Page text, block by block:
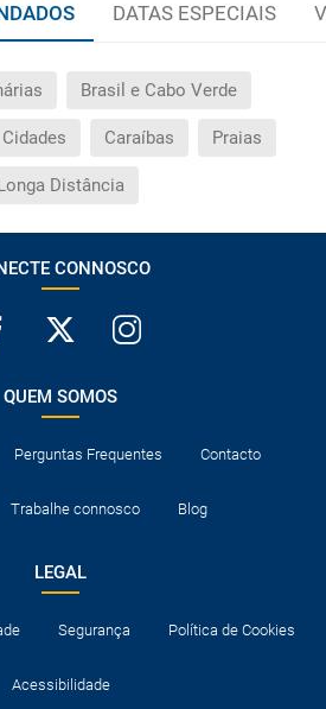
DATAS ESPECIAIS
Brasil e Cabo Verde
Cidades Caraíbas Praias
Distância
CONNOSCO
QUEM SOMOS
Perguntas Frequentes Contacto
Trabalhe connosco Blog
LEGAL
Segurança Política de Cookies
Acessibilidade